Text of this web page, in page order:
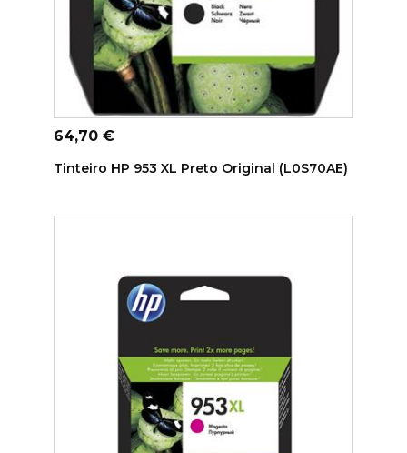
ADICIONAR AO CARRINHO
Preço
64,70 €
Tinteiro HP 953 XL Preto Original (L0S70AE)